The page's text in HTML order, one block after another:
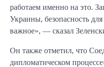
работаем именно на это.
Украины, безопасность
важное», — сказал
Он также отметил, что
дипломатическом